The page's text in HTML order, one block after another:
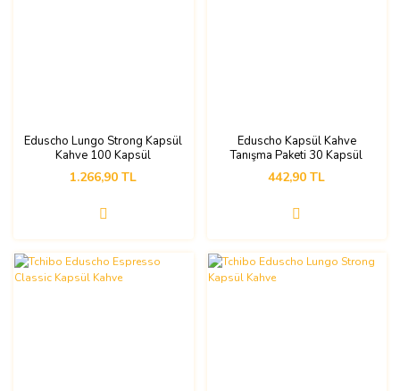
Eduscho Lungo Strong Kapsül
Kahve 100 Kapsül
1.266,90 TL
Eduscho Kapsül Kahve
Tanışma Paketi 30 Kapsül
442,90 TL